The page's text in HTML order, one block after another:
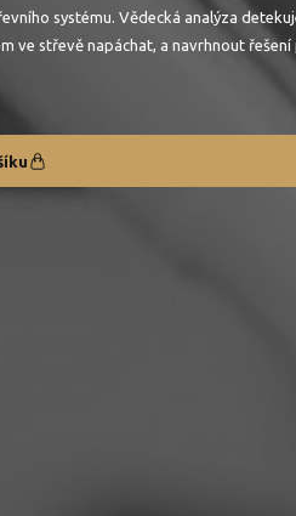
systému. Vědecká analýza
ve střevě napáchat, a navrhnout